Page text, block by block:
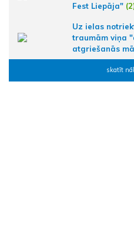
Fest Liepāja"
Uz ielas
traumām viņa
atgriešanās
skatīt